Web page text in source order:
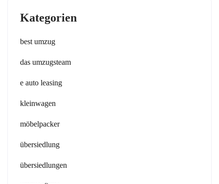
Kategorien
best umzug
das umzugsteam
e auto leasing
kleinwagen
möbelpacker
übersiedlung
übersiedlungen